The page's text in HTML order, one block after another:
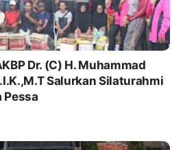
Dr. (C) H. Muhammad
Salurkan Silaturahmi
Pessa